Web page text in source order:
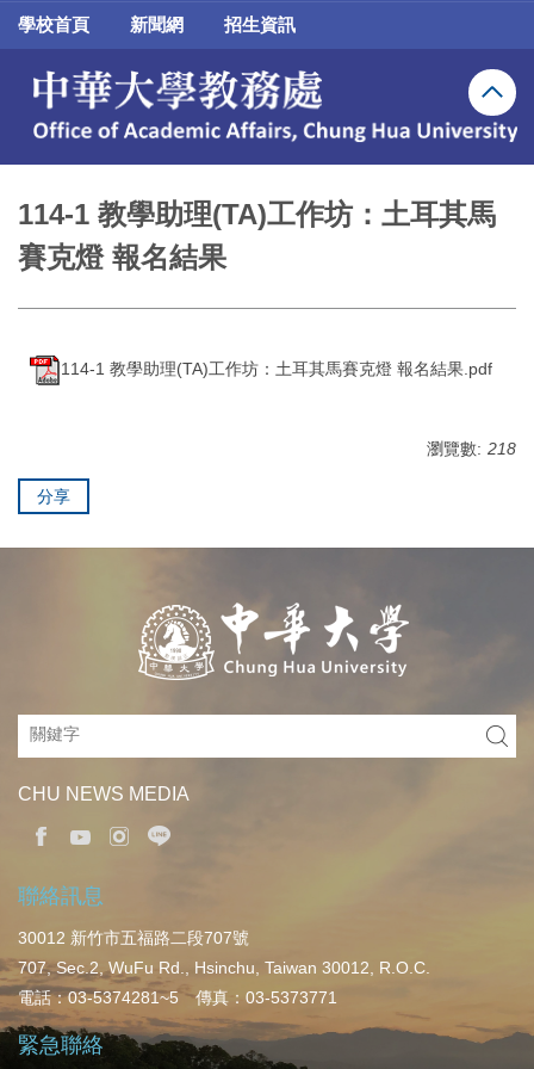
跳
區
學校首頁 新聞網 招生資訊
114-1 教學助理(TA)工作坊：土耳其馬
賽克燈 報名結果
114-1 教學助理(TA)工作坊：土耳其馬賽克燈 報名結果.pdf
瀏覽數: 218
分享
CHU NEWS MEDIA
聯絡訊息
30012 新竹市五福路二段707號
707, Sec.2, WuFu Rd., Hsinchu, Taiwan 30012, R.O.C.
電話：03-5374281~5 傳真：03-5373771
緊急聯絡